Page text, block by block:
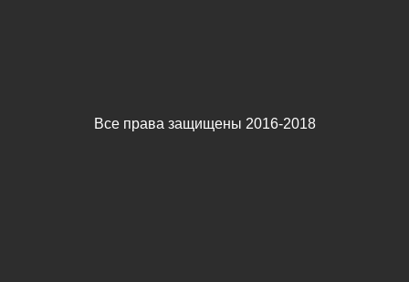
Все права защищены 2016-2018